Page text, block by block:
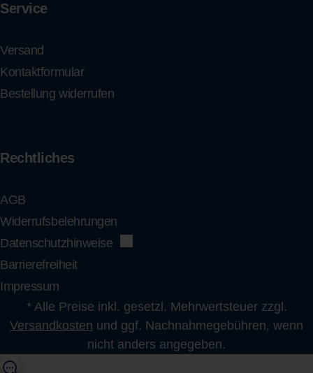
Service
Versand
Kontaktformular
Bestellung widerrufen
Rechtliches
AGB
Widerrufsbelehrungen
Datenschutzhinweise
Barrierefreiheit
Impressum
* Alle Preise inkl. gesetzl. Mehrwertsteuer zzgl.
Versandkosten und ggf. Nachnahmegebühren, wenn
nicht anders angegeben.